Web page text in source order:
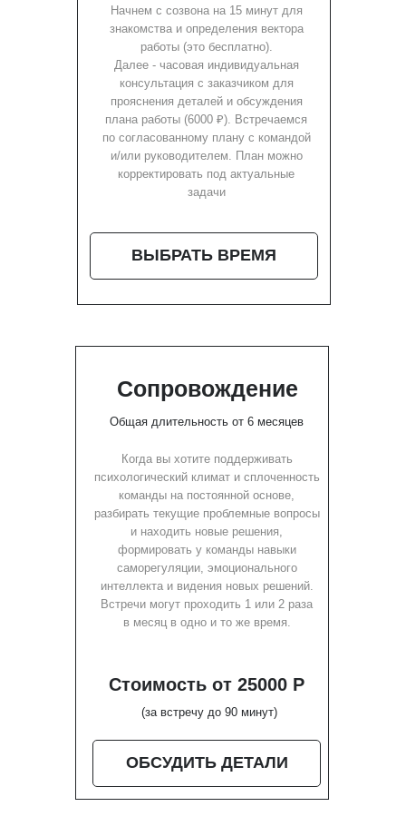
ВЫБРАТЬ ВРЕМЯ
Начнем с созвона на 15 минут для
знакомства и определения вектора
работы (это бесплатно).
Далее - часовая индивидуальная
консультация с заказчиком для
прояснения деталей и обсуждения
плана работы (6000 ₽). Встречаемся
по согласованному плану с командой
и/или руководителем. План можно
корректировать под актуальные
задачи
ОБСУДИТЬ ДЕТАЛИ
Когда вы хотите поддерживать
психологический климат и сплоченность
команды на постоянной основе,
разбирать текущие проблемные вопросы
и находить новые решения,
формировать у команды навыки
саморегуляции, эмоционального
интеллекта и видения новых решений.
Встречи могут проходить 1 или 2 раза
в месяц в одно и то же время.
Общая длительность от 6 месяцев
Сопровождение
Стоимость от 25000 Р
(за встречу до 90 минут)